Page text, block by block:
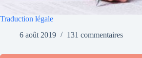
Traduction légale
6 août 2019
131 commentaires